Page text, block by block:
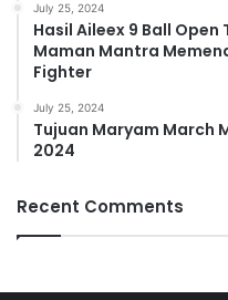
July 25, 2024
Hasil Aileex 9 Ball
Maman Mantra
Fighter
July 25, 2024
Tujuan Maryam March
2024
Recent Comments